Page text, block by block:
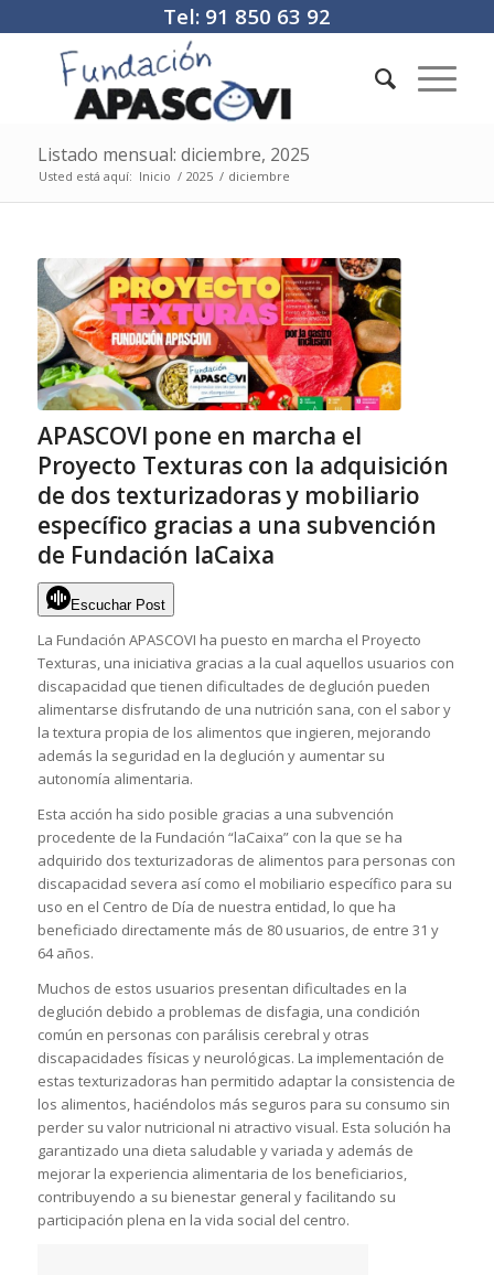
Tel: 91 850 63 92
Listado mensual: diciembre, 2025
Usted está aquí: Inicio / 2025 / diciembre
APASCOVI pone en marcha el
Proyecto Texturas con la adquisición
de dos texturizadoras y mobiliario
específico gracias a una subvención
de Fundación laCaixa
Escuchar Post
La Fundación APASCOVI ha puesto en marcha el Proyecto
Texturas, una iniciativa gracias a la cual aquellos usuarios con
discapacidad que tienen dificultades de deglución pueden
alimentarse disfrutando de una nutrición sana, con el sabor y
la textura propia de los alimentos que ingieren, mejorando
además la seguridad en la deglución y aumentar su
autonomía alimentaria.
Esta acción ha sido posible gracias a una subvención
procedente de la Fundación “laCaixa” con la que se ha
adquirido dos texturizadoras de alimentos para personas con
discapacidad severa así como el mobiliario específico para su
uso en el Centro de Día de nuestra entidad, lo que ha
beneficiado directamente más de 80 usuarios, de entre 31 y
64 años.
Muchos de estos usuarios presentan dificultades en la
deglución debido a problemas de disfagia, una condición
común en personas con parálisis cerebral y otras
discapacidades físicas y neurológicas. La implementación de
estas texturizadoras han permitido adaptar la consistencia de
los alimentos, haciéndolos más seguros para su consumo sin
perder su valor nutricional ni atractivo visual. Esta solución ha
garantizado una dieta saludable y variada y además de
mejorar la experiencia alimentaria de los beneficiarios,
contribuyendo a su bienestar general y facilitando su
participación plena en la vida social del centro.